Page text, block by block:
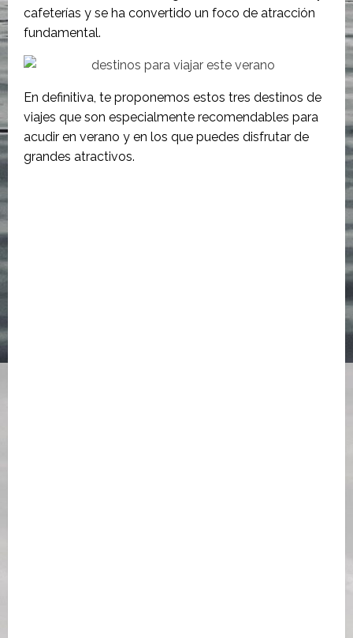
cafeterías y se ha convertido un foco de atracción
fundamental.
En definitiva, te proponemos estos tres destinos de
viajes que son especialmente recomendables para
acudir en verano y en los que puedes disfrutar de
grandes atractivos.